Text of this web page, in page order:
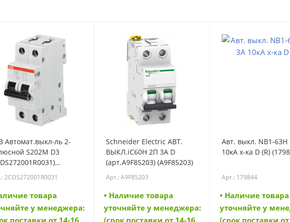
Автомат.выкл-ль 2-
S202M D3
2CDS272001R0031
товара
у менеджера:
поставки от 14-16
Schneider Electric АВТ.
ВЫКЛ.iC60H 2П 3A D
(арт.A9F85203) (A9F85203)
Арт.: A9F85203
• Наличие товара
уточняйте у менеджера:
(срок поставки от 14-16
Авт. выкл. NB1-63H
10кА х-ка D (R)
Арт.: 179844
• Наличие товара
уточняйте у
(срок поставки